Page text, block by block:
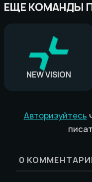
ЕЩЕ КОМАНДЫ
NEW VISION
Авторизуйтесь
0